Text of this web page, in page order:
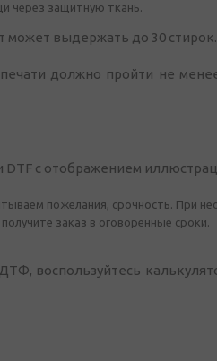
через защитную ткань.
может выдержать до 30 стирок.
должно пройти не
DTF с отображением
пожелания, срочность. При
заказ в оговоренные сроки.
воспользуйтесь